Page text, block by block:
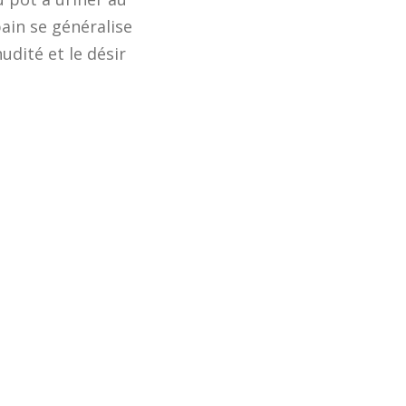
se généralise
et le désir